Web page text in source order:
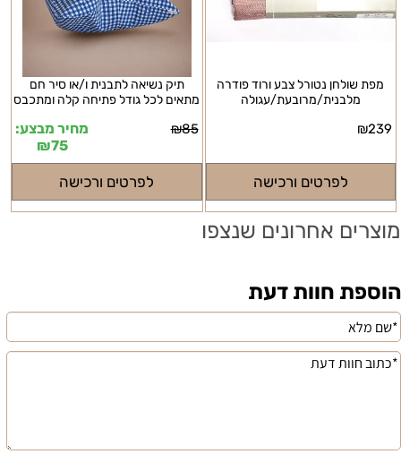
מפת שולחן נטורל צבע ורוד פודרה
מלבנית/מרובעת/עגולה
₪239
לפרטים ורכישה
תיק נשיאה לתבנית ו/או סיר חם
מתאים לכל גודל פתיחה קלה ומתכבס
₪85
מחיר מבצע:
₪75
לפרטים ורכישה
מוצרים אחרונים שנצפו
הוספת חוות דעת